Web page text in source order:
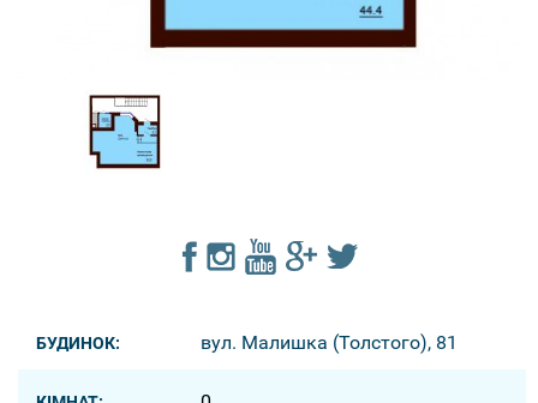
БУДИНОК: вул. Малишка (Толстого), 81